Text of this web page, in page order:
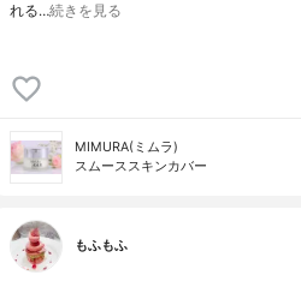
れる…続きを見る
MIMURA(ミムラ)
スムーススキンカバー
もふもふ